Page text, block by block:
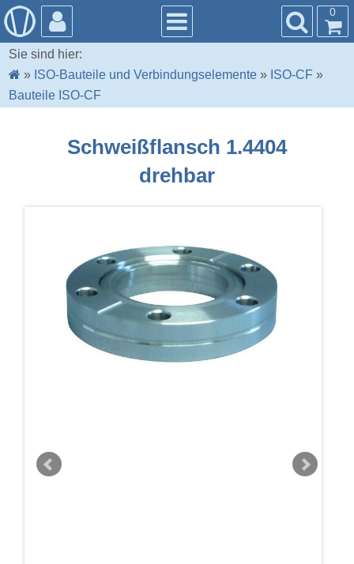
0
Sie sind hier:
» ISO-Bauteile und Verbindungselemente » ISO-CF »
Bauteile ISO-CF
Schweißflansch 1.4404
drehbar